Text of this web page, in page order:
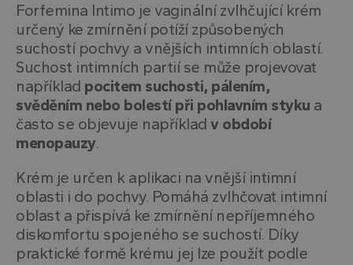
Forfemina Intimo je vaginální zvlhčující krém
určený ke zmírnění potíží způsobených
suchostí pochvy a vnějších intimních oblastí.
Suchost intimních partií se může projevovat
například pocitem suchosti, pálením,
svěděním nebo bolestí při pohlavním styku a
často se objevuje například v období
menopauzy.
Krém je určen k aplikaci na vnější intimní
oblasti i do pochvy. Pomáhá zvlhčovat intimní
oblast a přispívá ke zmírnění nepříjemného
diskomfortu spojeného se suchostí. Díky
praktické formě krému jej lze použít podle